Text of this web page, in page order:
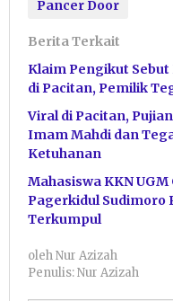
Pancer Door
Berita Terkait
Klaim Pengikut
di Pacitan, Pemilik
Viral di Pacitan,
Imam Mahdi dan
Ketuhanan
Mahasiswa KKN
Pagerkidul Sudimoro
Terkumpul
olehNur Azizah
Penulis: Nur Azizah